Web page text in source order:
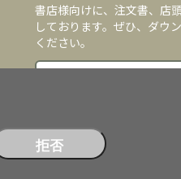
書店様向けに、注文書、店
しております。ぜひ、ダウ
ください。
拒否